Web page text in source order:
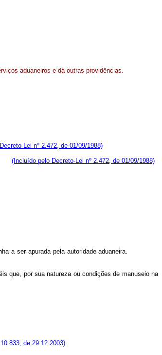
aduaneiros e dá outras providências.
Lei nº 2.472, de 01/09/1988)
(Incluído pelo Decreto-Lei nº 2.472, de 01/09/1988)
venha a ser apurada pela autoridade aduaneira.
que, por sua natureza ou condições de manuseio na
de 29.12.2003)